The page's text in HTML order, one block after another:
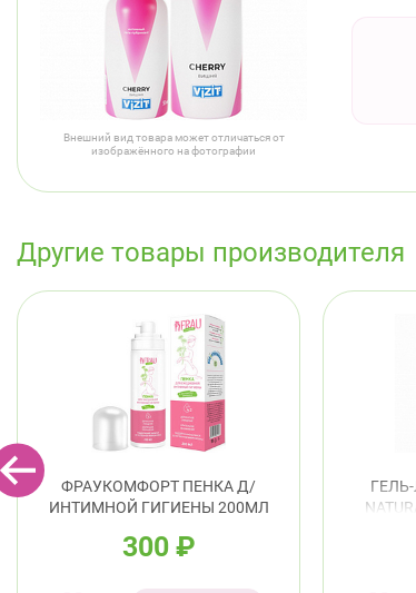
Внешний вид товара может отличаться от
изображённого на фотографии
Другие товары производителя
ФРАУКОМФОРТ ПЕНКА Д/
ИНТИМНОЙ ГИГИЕНЫ 200МЛ
300 ₽